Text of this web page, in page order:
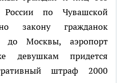
по Чувашской
закону гражданок
до Москвы, аэропорт
девушкам придется
штраф 2000